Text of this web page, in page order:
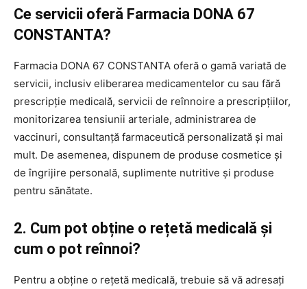
Ce servicii oferă Farmacia DONA 67
CONSTANTA?
Farmacia DONA 67 CONSTANTA oferă o gamă variată de
servicii, inclusiv eliberarea medicamentelor cu sau fără
prescripție medicală, servicii de reînnoire a prescripțiilor,
monitorizarea tensiunii arteriale, administrarea de
vaccinuri, consultanță farmaceutică personalizată și mai
mult. De asemenea, dispunem de produse cosmetice și
de îngrijire personală, suplimente nutritive și produse
pentru sănătate.
2. Cum pot obține o rețetă medicală și
cum o pot reînnoi?
Pentru a obține o rețetă medicală, trebuie să vă adresați